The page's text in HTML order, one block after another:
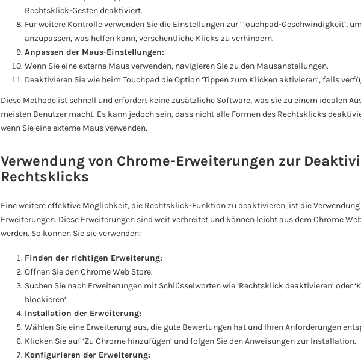
Rechtsklick-Gesten deaktiviert.
Für weitere Kontrolle verwenden Sie die Einstellungen zur ‘Touchpad-Geschwindigkeit’,
anzupassen, was helfen kann, versehentliche Klicks zu verhindern.
Anpassen der Maus-Einstellungen:
Wenn Sie eine externe Maus verwenden, navigieren Sie zu den Mausanstellungen.
Deaktivieren Sie wie beim Touchpad die Option ‘Tippen zum Klicken aktivieren’, falls
Diese Methode ist schnell und erfordert keine zusätzliche Software, was sie zu einem idealen
meisten Benutzer macht. Es kann jedoch sein, dass nicht alle Formen des Rechtsklicks
wenn Sie eine externe Maus verwenden.
Verwendung von Chrome-Erweiterungen zur
Rechtsklicks
Eine weitere effektive Möglichkeit, die Rechtsklick-Funktion zu deaktivieren, ist die
Erweiterungen. Diese Erweiterungen sind weit verbreitet und können leicht aus dem Chrome
werden. So können Sie sie verwenden:
Finden der richtigen Erweiterung:
Öffnen Sie den Chrome Web Store.
Suchen Sie nach Erweiterungen mit Schlüsselworten wie ‘Rechtsklick deaktivieren’ oder
blockieren’.
Installation der Erweiterung:
Wählen Sie eine Erweiterung aus, die gute Bewertungen hat und Ihren Anforderungen
Klicken Sie auf ‘Zu Chrome hinzufügen’ und folgen Sie den Anweisungen zur Installation.
Konfigurieren der Erweiterung: